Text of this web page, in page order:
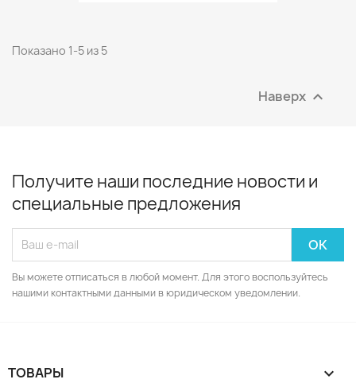
Показано 1-5 из 5
Наверх 
Получите наши последние новости и
специальные предложения
Вы можете отписаться в любой момент. Для этого воспользуйтесь
нашими контактными данными в юридическом уведомлении.
ТОВАРЫ 